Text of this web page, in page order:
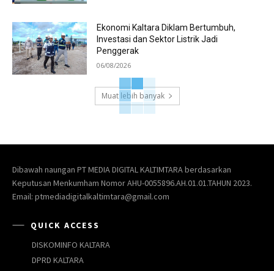
Ekonomi Kaltara Diklam Bertumbuh,
Investasi dan Sektor Listrik Jadi
Penggerak
06/08/2026
Muat lebih banyak
Dibawah naungan PT MEDIA DIGITAL KALTIMTARA berdasarkan
Keputusan Menkumham Nomor AHU-0055896.AH.01.01.TAHUN 2023.
Email: ptmediadigitalkaltimtara@gmail.com
QUICK ACCESS
DISKOMINFO KALTARA
DPRD KALTARA